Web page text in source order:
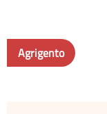
Agrigento